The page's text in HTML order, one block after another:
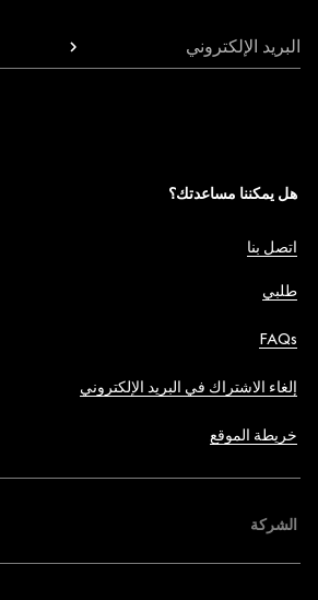
البريد الإلكتروني
هل يمكننا مساعدتك؟
اتصل بنا
طلبي
FAQs
إلغاء الاشتراك في البريد الإلكتروني
خريطة الموقع
الشركة